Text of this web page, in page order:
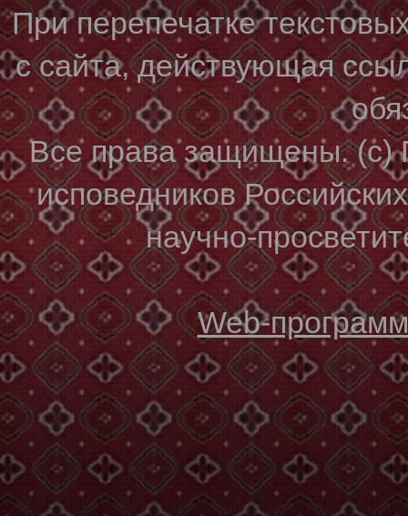
При перепечатке
с сайта, действующая
Все права защищены. (с)
исповедников
научно-
Web-